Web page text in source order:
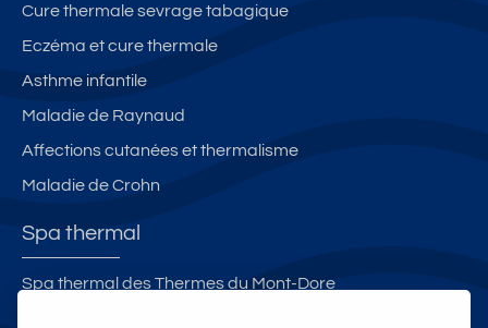
Cure thermale sevrage tabagique
Eczéma et cure thermale
Asthme infantile
Maladie de Raynaud
Affections cutanées et thermalisme
Maladie de Crohn
Spa thermal
Spa thermal des Thermes du Mont-Dore